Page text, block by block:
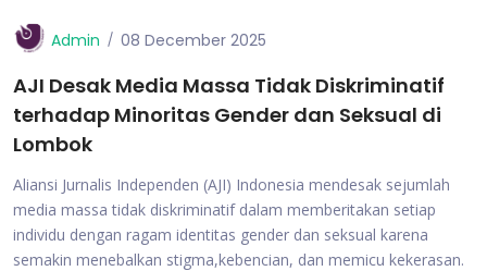
Admin 08 December 2025
AJI Desak Media Massa Tidak Diskriminatif
terhadap Minoritas Gender dan Seksual di
Lombok
Aliansi Jurnalis Independen (AJI) Indonesia mendesak sejumlah
media massa tidak diskriminatif dalam memberitakan setiap
individu dengan ragam identitas gender dan seksual karena
semakin menebalkan stigma,kebencian, dan memicu kekerasan.